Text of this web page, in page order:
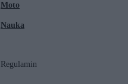
Moto
Nauka
Regulamin